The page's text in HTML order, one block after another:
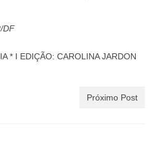
DF
* I EDIÇÃO: CAROLINA JARDON
Próximo Post